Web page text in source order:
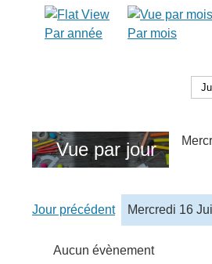
Par année Par mois
Vue par jour
Jour précédent Mercredi 16
Aucun évènement